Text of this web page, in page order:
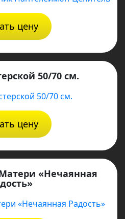
цену
50/70 см.
цену
«Нечаянная